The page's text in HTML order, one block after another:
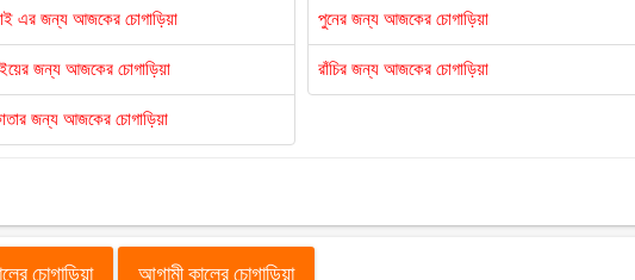
এর জন্য আজকের চোগাড়িয়া
জন্য আজকের চোগাড়িয়া
জন্য আজকের চোগাড়িয়া
পুনের জন্য আজকের চোগাড়িয়া
রাঁচির জন্য আজকের চোগাড়িয়া
চোগাড়িয়া আগামী কালের চোগাড়িয়া